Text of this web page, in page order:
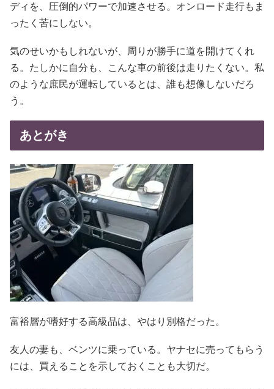
ディを、圧倒的パワーで加速させる。オンロード走行もま
ったく苦にしない。
気のせいかもしれないが、周りが勝手に道を開けてくれ
る。たしかに自分も、こんな車の前後は走りたくない。私
のような庶民が運転しているとは、誰も想像しないだろ
う。
あとがき
富裕層が嗜好する高級品は、やはり別格だった。
友人の妻も、ベンツに乗っている。ヤナセに売ってもらう
には、買えることを示しておくことも大切だ。